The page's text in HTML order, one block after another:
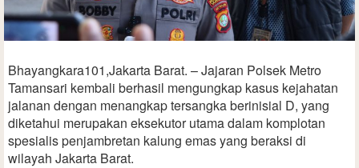
Bhayangkara101,Jakarta Barat. – Jajaran Polsek Metro
Tamansari kembali berhasil mengungkap kasus kejahatan
jalanan dengan menangkap tersangka berinisial D, yang
diketahui merupakan eksekutor utama dalam komplotan
spesialis penjambretan kalung emas yang beraksi di
wilayah Jakarta Barat.